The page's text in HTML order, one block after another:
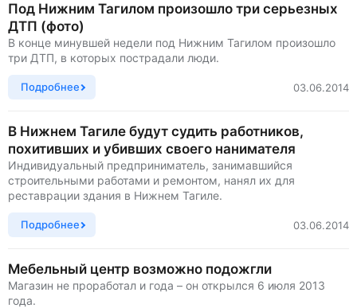
Под Нижним Тагилом произошло три серьезных
ДТП (фото)
В конце минувшей недели под Нижним Тагилом произошло
три ДТП, в которых пострадали люди.
Подробнее 03.06.2014
В Нижнем Тагиле будут судить работников,
похитивших и убивших своего нанимателя
Индивидуальный предприниматель, занимавшийся
строительными работами и ремонтом, нанял их для
реставрации здания в Нижнем Тагиле.
Подробнее 03.06.2014
Мебельный центр возможно подожгли
Магазин не проработал и года – он открылся 6 июля 2013
года.